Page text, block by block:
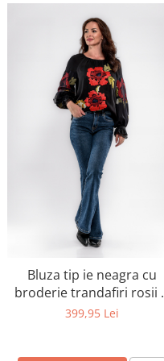
Bluza tip ie neagra cu
broderie trandafiri rosii
dantela la maneci
399,95 Lei